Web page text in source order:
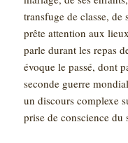
transfuge de classe,
prête attention aux
parle durant les repas
évoque le passé, dont
seconde guerre
un discours complexe
prise de conscience